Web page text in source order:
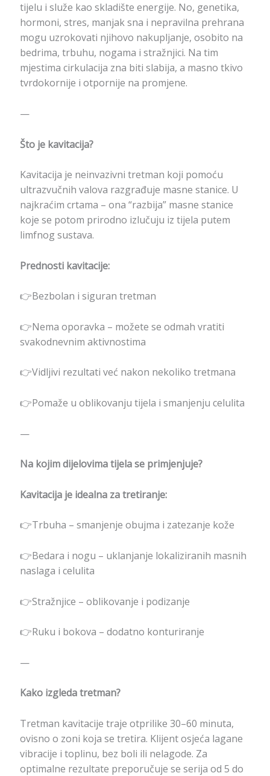
tijelu i služe kao skladište energije. No, genetika,
hormoni, stres, manjak sna i nepravilna prehrana
mogu uzrokovati njihovo nakupljanje, osobito na
bedrima, trbuhu, nogama i stražnjici. Na tim
mjestima cirkulacija zna biti slabija, a masno tkivo
tvrdokornije i otpornije na promjene.
—
Što je kavitacija?
Kavitacija je neinvazivni tretman koji pomoću
ultrazvučnih valova razgrađuje masne stanice. U
najkraćim crtama – ona “razbija” masne stanice
koje se potom prirodno izlučuju iz tijela putem
limfnog sustava.
Prednosti kavitacije:
👉Bezbolan i siguran tretman
👉Nema oporavka – možete se odmah vratiti
svakodnevnim aktivnostima
👉Vidljivi rezultati već nakon nekoliko tretmana
👉Pomaže u oblikovanju tijela i smanjenju celulita
—
Na kojim dijelovima tijela se primjenjuje?
Kavitacija je idealna za tretiranje:
👉Trbuha – smanjenje obujma i zatezanje kože
👉Bedara i nogu – uklanjanje lokaliziranih masnih
naslaga i celulita
👉Stražnjice – oblikovanje i podizanje
👉Ruku i bokova – dodatno konturiranje
—
Kako izgleda tretman?
Tretman kavitacije traje otprilike 30–60 minuta,
ovisno o zoni koja se tretira. Klijent osjeća lagane
vibracije i toplinu, bez boli ili nelagode. Za
optimalne rezultate preporučuje se serija od 5 do